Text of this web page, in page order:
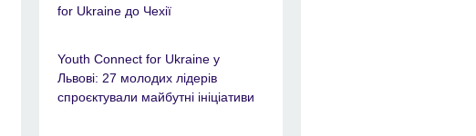
for Ukraine до Чехії
Youth Connect for Ukraine у
Львові: 27 молодих лідерів
спроєктували майбутні ініціативи